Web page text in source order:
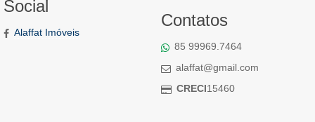
Social
Alaffat Imóveis
Contatos
85 99969.7464
alaffat@gmail.com
CRECI15460